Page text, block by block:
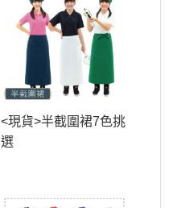
<現貨>半截圍裙7色挑
選